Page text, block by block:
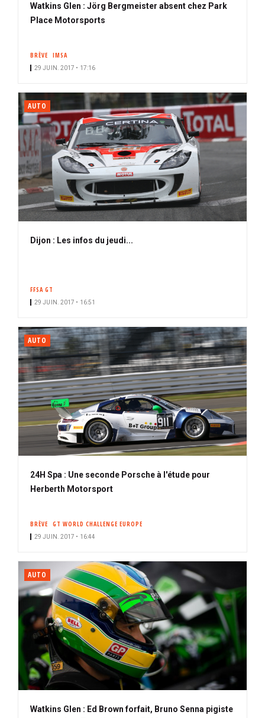
Watkins Glen : Jörg Bergmeister absent chez Park
Place Motorsports
BRÈVE IMSA
29 JUIN. 2017 • 17:16
AUTO
Dijon : Les infos du jeudi...
FFSA GT
29 JUIN. 2017 • 16:51
AUTO
24H Spa : Une seconde Porsche à l'étude pour
Herberth Motorsport
BRÈVE GT WORLD CHALLENGE EUROPE
29 JUIN. 2017 • 16:44
AUTO
Watkins Glen : Ed Brown forfait, Bruno Senna pigiste